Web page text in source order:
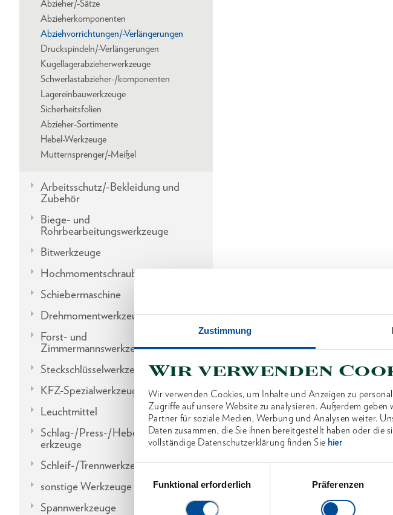
Zustimmung
Wir verwenden
Wir verwenden Cookies, um Inhalte und Anzeigen zu
Zugriffe auf unsere Website zu analysieren. Außerdem
Partner für soziale Medien, Werbung und Analysen weiter.
Daten zusammen, die Sie ihnen bereitgestellt haben oder die
vollständige Datenschutzerklärung finden Sie hier
Einwilligungsauswahl
Funktional erforderlich
Präferenzen
Abzieher/-Sätze
Abzieherkomponenten
Abziehvorrichtungen/-Verlängerungen
Druckspindeln/-Verlängerungen
Kugellagerabzieherwerkzeuge
Schwerlastabzieher-/komponenten
Lagereinbauwerkzeuge
Sicherheitsfolien
Abzieher-Sortimente
Hebel-Werkzeuge
Mutternsprenger/-Meißel
Arbeitsschutz/-Bekleidung und
Zubehör
Biege- und
Rohrbearbeitungswerkzeuge
Bitwerkzeuge
Hochmomentschraubgeräte
Schiebermaschine
Drehmomentwerkzeuge
Forst- und
Zimmermannswerkzeuge
Steckschlüsselwerkzeuge
KFZ-Spezialwerkzeuge
Leuchtmittel
Schlag-/Press-/Hebel-/Einbauw
erkzeuge
Schleif-/Trennwerkzeuge
sonstige Werkzeuge
Spannwerkzeuge